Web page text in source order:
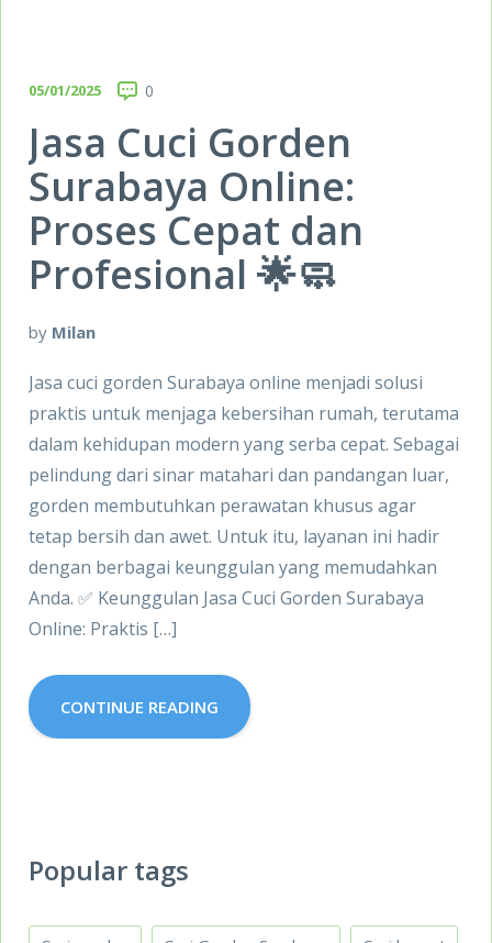
05/01/2025 0
Jasa Cuci Gorden
Surabaya Online:
Proses Cepat dan
Profesional 🌟🧼
by Milan
Jasa cuci gorden Surabaya online menjadi solusi
praktis untuk menjaga kebersihan rumah, terutama
dalam kehidupan modern yang serba cepat. Sebagai
pelindung dari sinar matahari dan pandangan luar,
gorden membutuhkan perawatan khusus agar
tetap bersih dan awet. Untuk itu, layanan ini hadir
dengan berbagai keunggulan yang memudahkan
Anda. ✅ Keunggulan Jasa Cuci Gorden Surabaya
Online: Praktis […]
CONTINUE READING
Popular tags